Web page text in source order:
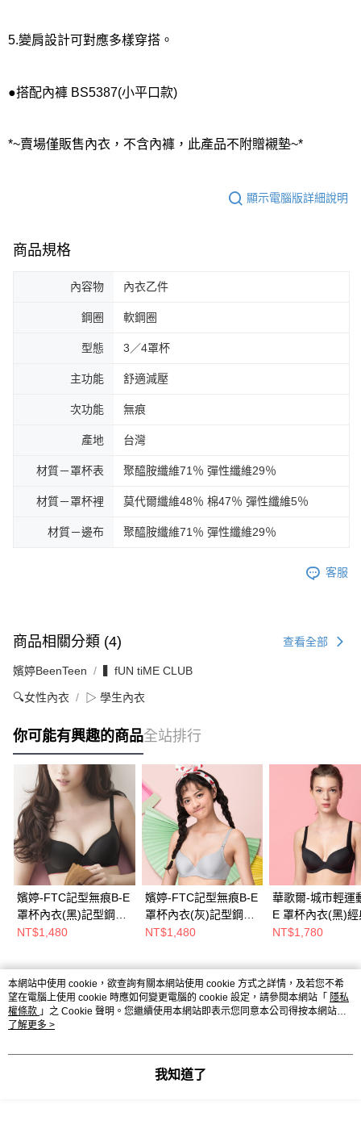
5.變肩設計可對應多樣穿搭。
●搭配內褲 BS5387(小平口款)
*~賣場僅販售內衣，不含內褲，此產品不附贈襯墊~*
顯示電腦版詳細說明
商品規格
內容物 內衣乙件
鋼圈 軟鋼圈
型態 3／4罩杯
主功能 舒適減壓
次功能 無痕
產地 台灣
材質－罩杯表 聚醯胺纖維71％ 彈性纖維29％
材質－罩杯裡 莫代爾纖維48％ 棉47％ 彈性纖維5％
材質－邊布 聚醯胺纖維71％ 彈性纖維29％
客服
商品相關分類 (4) 查看全部
嬪婷BeenTeen ▍fUN tiME CLUB
🔍女性內衣 ▷ 學生內衣
你可能有興趣的商品全站排行
嬪婷-FTC記型無痕B-E
罩杯內衣(黑)記型鋼圈-
超細纖維-均薄無縫-
NT$1,480
嬪婷-FTC記型無痕B-E
罩杯內衣(灰)記型鋼圈-
超細纖維-均薄無縫-
NT$1,480
華歌爾-城市輕運
E 罩杯內衣(黑)
賣-記型鋼圈-透
NT$1,780
熱門標籤
本網站中使用 cookie，欲查詢有關本網站使用 cookie 方式之詳情，及若您不希
望在電腦上使用 cookie 時應如何變更電腦的 cookie 設定，請參閱本網站「 隱私
權條款 」之 Cookie 聲明。您繼續使用本網站即表示您同意本公司得按本網站使
用條款之 Cookie 聲明使用 cookie。
了解更多 >
我知道了